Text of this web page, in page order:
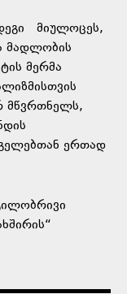
მიულოცეს,
მადლობის
მერმა
მწვრთნელს,
ერთად